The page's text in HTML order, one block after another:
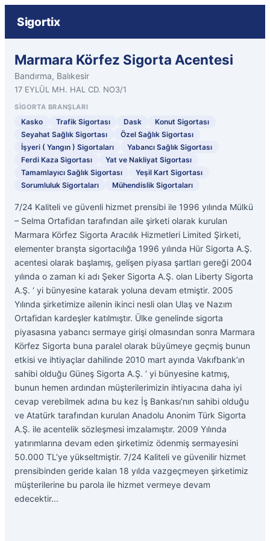
Sigortix
Marmara Körfez Sigorta Acentesi
Bandırma, Balıkesir
17 EYLÜL MH. HAL CD. NO3/1
SIGORTA BRANŞLARI
Kasko Trafik Sigortası Dask
Konut Sigortası
Seyahat Sağlık Sigortası
Özel Sağlık Sigortası
İşyeri ( Yangın ) Sigortaları
Yabancı Sağlık Sigortası
Ferdi Kaza Sigortası
Yat ve Nakliyat Sigortası
Tamamlayıcı Sağlık Sigortası
Yeşil Kart Sigortası
Sorumluluk Sigortaları
Mühendislik Sigortaları
7/24 Kaliteli ve güvenli hizmet prensibi ile 1996 yılında Mülkü
– Selma Ortafidan tarafından aile şirketi olarak kurulan
Marmara Körfez Sigorta Aracılık Hizmetleri Limited Şirketi,
elementer branşta sigortacılığa 1996 yılında Hür Sigorta A.Ş.
acentesi olarak başlamış, gelişen piyasa şartları gereği 2004
yılında o zaman ki adı Şeker Sigorta A.Ş. olan Liberty Sigorta
A.Ş. ‘ yi bünyesine katarak yoluna devam etmiştir. 2005
Yılında şirketimize ailenin ikinci nesli olan Ulaş ve Nazım
Ortafidan kardeşler katılmıştır. Ülke genelinde sigorta
piyasasına yabancı sermaye girişi olmasından sonra Marmara
Körfez Sigorta buna paralel olarak büyümeye geçmiş bunun
etkisi ve ihtiyaçlar dahilinde 2010 mart ayında Vakıfbank’ın
sahibi olduğu Güneş Sigorta A.Ş. ‘ yi bünyesine katmış,
bunun hemen ardından müşterilerimizin ihtiyacına daha iyi
cevap verebilmek adına bu kez İş Bankası’nın sahibi olduğu
ve Atatürk tarafından kurulan Anadolu Anonim Türk Sigorta
A.Ş. ile acentelik sözleşmesi imzalamıştır. 2009 Yılında
yatırımlarına devam eden şirketimiz ödenmiş sermayesini
50.000 TL’ye yükseltmiştir. 7/24 Kaliteli ve güvenilir hizmet
prensibinden geride kalan 18 yılda vazgeçmeyen şirketimiz
müşterilerine bu parola ile hizmet vermeye devam
edecektir...